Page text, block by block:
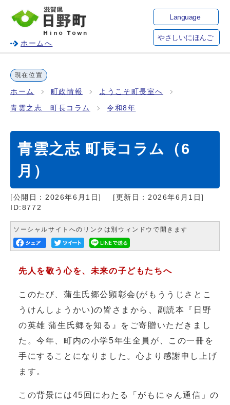
ホームへ
Language
やさしいにほんご
現在位置
ホーム 町政情報 ようこそ町長室へ
青雲之志 町長コラム 令和8年
青雲之志 町長コラム（6
月）
[公開日： 2026年6月1日] [更新日： 2026年6月1日]
ID:8772
ソーシャルサイトへのリンクは別ウィンドウで開きます
先人を敬う心を、未来の子どもたちへ
このたび、蒲生氏郷公顕彰会(がもううじさとこ
うけんしょうかい)の皆さまから、副読本『日野
の英雄 蒲生氏郷を知る』をご寄贈いただきまし
た。今年、町内の小学5年生全員が、この一冊を
手にすることになりました。心より感謝申し上げ
ます。
この背景には45回にわたる「がもにゃん通信」の